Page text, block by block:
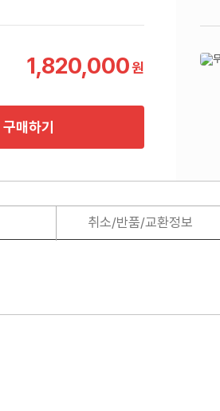
1,820,000원
구매하기
취소/반품/교환정보